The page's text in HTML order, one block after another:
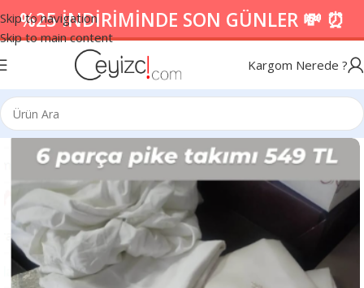
Skip to navigation
Skip to main content
%25 İNDİRİMİNDE SON GÜNLER 💸 ⏰
Kargom Nerede ?